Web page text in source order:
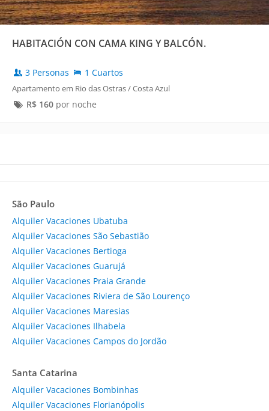
HABITACIÓN CON CAMA KING Y BALCÓN.
3 Personas 1 Cuartos
Apartamento em Rio das Ostras / Costa Azul
R$ 160por noche
São Paulo
Alquiler Vacaciones Ubatuba
Alquiler Vacaciones São Sebastião
Alquiler Vacaciones Bertioga
Alquiler Vacaciones Guarujá
Alquiler Vacaciones Praia Grande
Alquiler Vacaciones Riviera de São Lourenço
Alquiler Vacaciones Maresias
Alquiler Vacaciones Ilhabela
Alquiler Vacaciones Campos do Jordão
Santa Catarina
Alquiler Vacaciones Bombinhas
Alquiler Vacaciones Florianópolis